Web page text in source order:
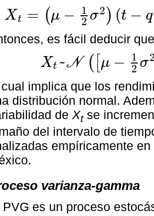
Xt = (μ −
1
2 σ2 ) (t − q
Xt=μ-1 2σ2t q+ σ(t q)ε, ε~N (0,1
es fácil deducir
Xt ~N ( μ −
1
2 σ
Xt~Nμ-1 2σ2t t- ,
implica que los
distribución normal.
de Xtse
del intervalo de
empíricamente
varianza-gamma
PVG es un proceso